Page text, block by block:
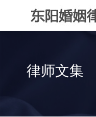
律师文集